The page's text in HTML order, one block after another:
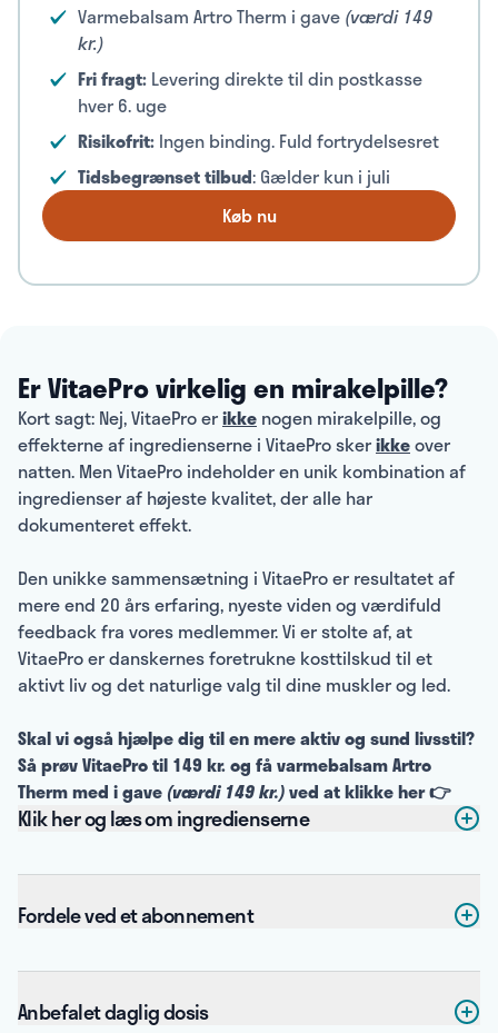
Varmebalsam Artro Therm i gave (værdi 149
kr.)
Fri fragt: Levering direkte til din postkasse
hver 6. uge
Risikofrit: Ingen binding. Fuld fortrydelsesret
Tidsbegrænset tilbud: Gælder kun i juli
Køb nu
Er VitaePro virkelig en mirakelpille?
Kort sagt: Nej, VitaePro erikke nogen mirakelpille, og
effekterne af ingredienserne i VitaePro skerikkeover
natten. Men VitaePro indeholder en unik kombination af
ingredienser af højeste kvalitet, der alle har
dokumenteret effekt.
Den unikke sammensætning i VitaePro er resultatet af
mere end 20 års erfaring, nyeste viden og værdifuld
feedback fra vores medlemmer. Vi er stolte af, at
VitaePro er danskernes foretrukne kosttilskud til et
aktivt liv og det naturlige valg til dine muskler og led.
Skal vi også hjælpe dig til en mere aktiv og sund livsstil?
Så prøv VitaePro til 149 kr. og få varmebalsam Artro
Therm med i gave (værdi 149 kr.)ved at klikke her 👉
Klik her og læs om ingredienserne
Fordele ved et abonnement
Anbefalet daglig dosis